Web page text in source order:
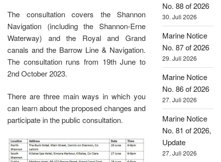
The consultation covers the Shannon
Navigation (including the Shannon-Erne
Waterway) and the Royal and Grand
canals and the Barrow Line & Navigation.
The consultation runs from 19th June to
2nd October 2023.
There are three main ways in which you
can learn about the proposed changes and
participate in the public consultation.
No. 88 of 2026
30. Juli 2026
Marine Notice
No. 87 of 2026
29. Juli 2026
Marine Notice
No. 86 of 2026
27. Juli 2026
Marine Notice
No. 81 of 2026,
Update
27. Juli 2026